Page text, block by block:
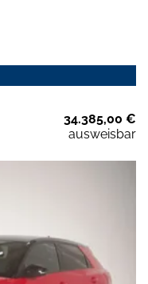
34.385,00 €
ausweisbar